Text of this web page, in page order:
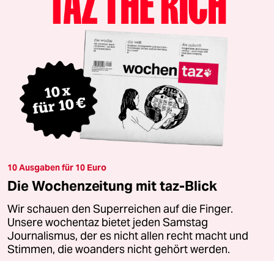
10 Ausgaben für 10 Euro
Die Wochenzeitung mit taz-Blick
Wir schauen den Superreichen auf die Finger.
Unsere wochentaz bietet jeden Samstag
Journalismus, der es nicht allen recht macht und
Stimmen, die woanders nicht gehört werden.